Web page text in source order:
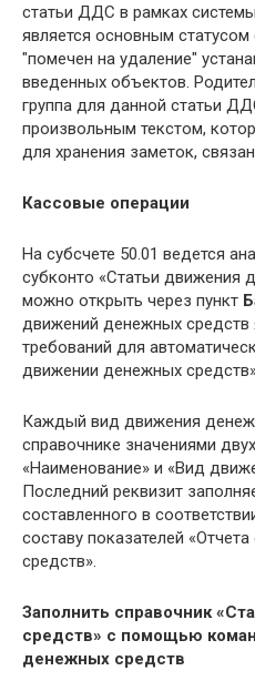
статьи ДДС в рамках
является основным
"помечен на удаление"
введенных объектов.
группа для данной статьи
произвольным текстом,
для хранения заметок,
Кассовые операции
На субсчете 50.01 ведется
субконто «Статьи движения
можно открыть через пункт
движений денежных средств
требований для
движении денежных
Каждый вид движения
справочнике значениями
«Наименование» и «Вид
Последний реквизит
составленного в
составу показателей
средств».
Заполнить справочник
средств» c помощью
денежных средств